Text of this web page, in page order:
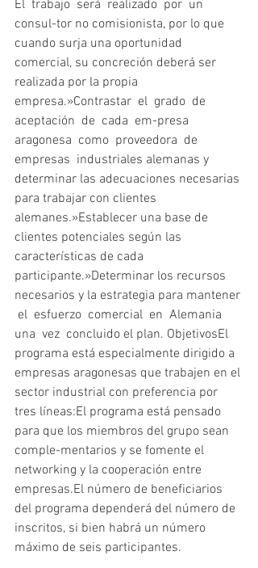
El  trabajo  será  realizado  por  un
consul-tor no comisionista, por lo que
cuando surja una oportunidad
comercial, su concreción deberá ser
realizada por la propia
empresa.»Contrastar  el  grado  de
aceptación  de  cada  em-presa
aragonesa  como  proveedora  de
empresas  industriales alemanas y
determinar las adecuaciones necesarias
para trabajar con clientes
alemanes.»Establecer una base de
clientes potenciales según las
características de cada
participante.»Determinar los recursos
necesarios y la estrategia para mantener
el  esfuerzo  comercial  en  Alemania
una  vez  concluido el plan. ObjetivosEl
programa está especialmente dirigido a
empresas aragonesas que trabajen en el
sector industrial con preferencia por
tres líneas:El programa está pensado
para que los miembros del grupo sean
comple-mentarios y se fomente el
networking y la cooperación entre
empresas.El número de beneficiarios
del programa dependerá del número de
inscritos, si bien habrá un número
máximo de seis participantes.